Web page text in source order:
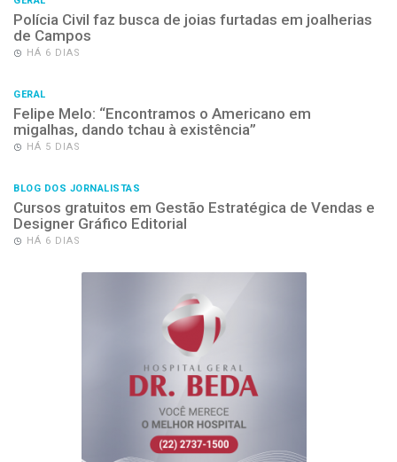
Polícia Civil faz busca de joias furtadas em joalherias
de Campos
HÁ 6 DIAS
GERAL
Felipe Melo: “Encontramos o Americano em
migalhas, dando tchau à existência”
HÁ 5 DIAS
BLOG DOS JORNALISTAS
Cursos gratuitos em Gestão Estratégica de Vendas e
Designer Gráfico Editorial
HÁ 6 DIAS